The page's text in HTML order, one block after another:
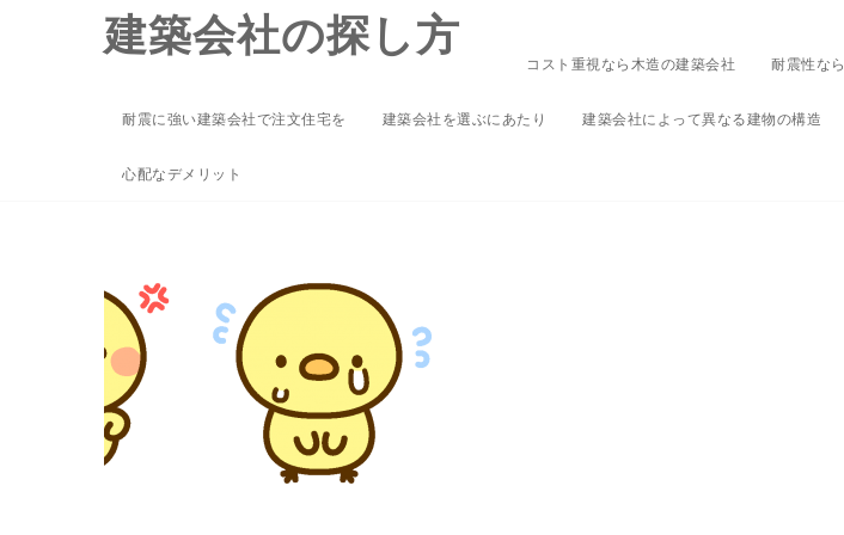
建築会社の探し方
コスト重視なら木造の建築会社 耐震性な
耐震に強い建築会社で注文住宅を 建築会社を選ぶにあたり 建築会社によって異なる建物の構造
心配なデメリット
1264330